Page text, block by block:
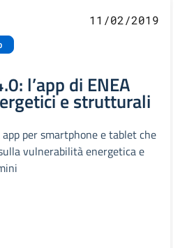
11/02/2019
l’app di ENEA
e strutturali
per smartphone e tablet che
vulnerabilità energetica e